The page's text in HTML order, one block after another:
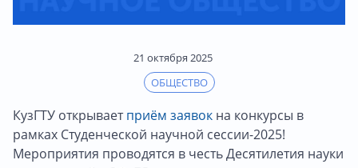
21 октября 2025
ОБЩЕСТВО
КузГТУ открываетприём заявок на конкурсы в
рамках Студенческой научной сессии-2025!
Мероприятия проводятся в честь Десятилетия науки